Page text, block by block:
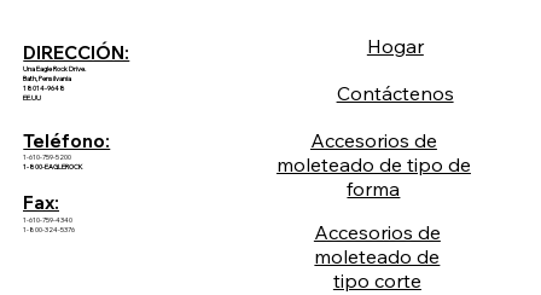
DIRECCIÓN:
Una Eagle Rock Drive.
Bath, Pensilvania
18014-9648
EE.UU
Teléfono:
1-610-759-5200
1-800-EAGLEROCK
Fax:
1-610-759-4340
1-800-324-5376
Hogar
Contáctenos
Accesorios de
moleteado de tipo de
forma
Accesorios de
moleteado de
tipo corte